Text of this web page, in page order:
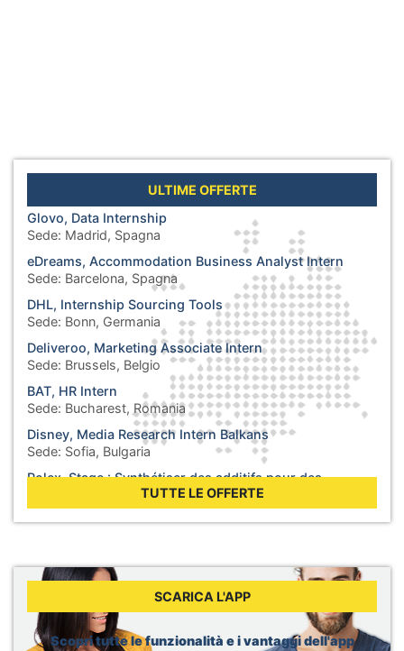
ULTIME OFFERTE
Glovo, Data Internship
Sede: Madrid, Spagna
eDreams, Accommodation Business Analyst Intern
Sede: Barcelona, Spagna
DHL, Internship Sourcing Tools
Sede: Bonn, Germania
Deliveroo, Marketing Associate Intern
Sede: Brussels, Belgio
BAT, HR Intern
Sede: Bucharest, Romania
Disney, Media Research Intern Balkans
Sede: Sofia, Bulgaria
Rolex, Stage : Synthétiser des additifs pour des
Sede: Biel, Svizzera
WHO, Internship - Nutrition and Food Safety
Geneva, Svizzera
Dior, Merchandising Intern
Sede: Brussels, Belgio
TUTTE LE OFFERTE
SCARICA L'APP
Scopri tutte le funzionalità e i vantaggi dell'app